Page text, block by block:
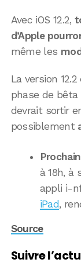
Avec iOS 12.2,
d’Apple
même les
La version
phase de
devrait sortir
possiblement
à 18h, à
appli i-
iPad,
Source
Suivre